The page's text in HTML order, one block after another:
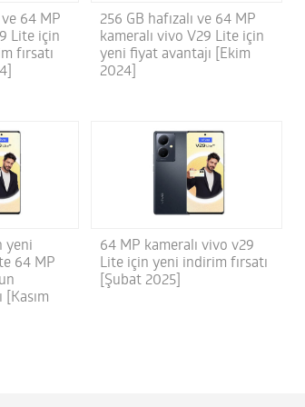
ve 64 MP
Lite için
fırsatı
256 GB hafızalı ve 64 MP
kameralı vivo V29 Lite için
yeni fiyat avantajı [Ekim
2024]
yeni
64 MP
[Kasım
64 MP kameralı vivo v29
Lite için yeni indirim fırsatı
[Şubat 2025]